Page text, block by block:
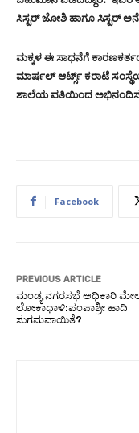
ಸಿಸ್ಟರ್ ಜೋಶಿ ಹಾಗೂ ಸಿಸ್ಟರ್
ಮಕ್ಕಳ ಈ ಸಾಧನೆಗೆ
ಮಾರ್ಷಲ್ ಆರ್ಟ್ಸ್ ಕರಾಟೆ
ಶಾಲೆಯ ವತಿಯಿಂದ
Facebook
PREVIOUS ARTICLE
ಮಂಡ್ಯ ನಗರಸಭೆ ಅಧಿಕಾರಿ
ಲೋಕಾಧಾಳಿ:ಪಂಪಾಶ್ರೀ ಹಾದಿ
ಸುಗಮವಾಯಿತೆ?